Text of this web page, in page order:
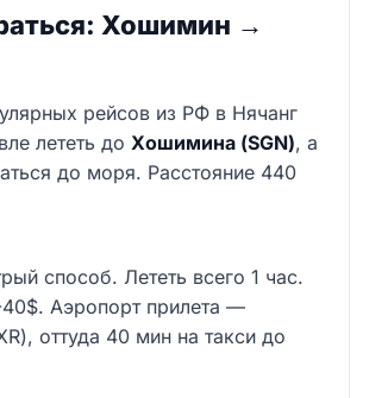
Хошимин →
рейсов из РФ в Нячанг
лететь до Хошимина (SGN), а
до моря. Расстояние 440
способ. Лететь всего 1 час.
Аэропорт прилета —
оттуда 40 мин на такси до